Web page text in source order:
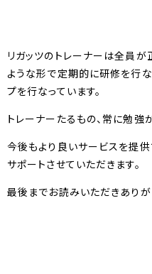
リガッツのトレーナーは全員
ような形で定期的に研修を行な
プを行なっています。
トレーナーたるもの、常に勉強
今後もより良いサービスを提供
サポートさせていただきます。
最後までお読みいただきあり